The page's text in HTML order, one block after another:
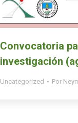
Convocatoria
investigación
Uncategorized Por